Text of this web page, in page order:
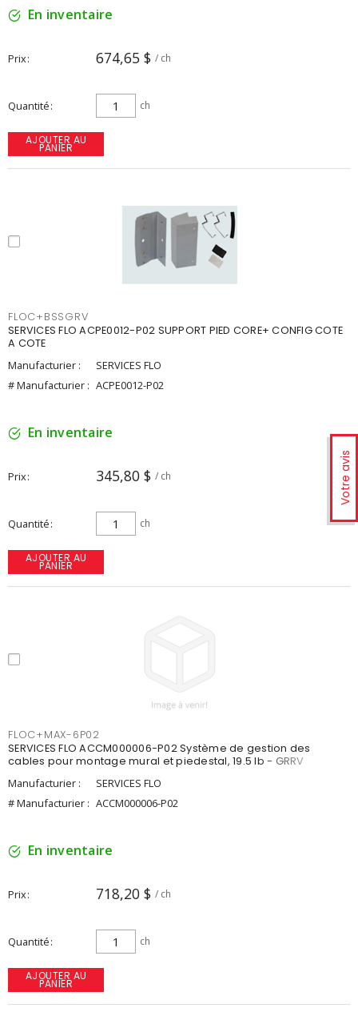
Votre avis
En inventaire
Prix 674,65 $ / ch
Quantité ch
AJOUTER AU
PANIER
FLOC+BSSGRV
SERVICES FLO ACPE0012-P02 SUPPORT PIED CORE+ CONFIG COTE
A COTE
Manufacturier :
SERVICES FLO
# Manufacturier : ACPE0012-P02
En inventaire
Prix 345,80 $ / ch
Quantité ch
AJOUTER AU
PANIER
FLOC+MAX-6P02
SERVICES FLO ACCM000006-P02 Système de gestion des
cables pour montage mural et piedestal, 19.5 lb - GRRV
Manufacturier :
SERVICES FLO
# Manufacturier : ACCM000006-P02
En inventaire
Prix 718,20 $ / ch
Quantité ch
AJOUTER AU
PANIER